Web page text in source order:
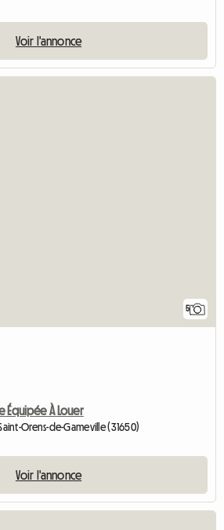
Voir l'annonce
5
Équipée À Louer
Orens-de-Gameville (31650)
Voir l'annonce